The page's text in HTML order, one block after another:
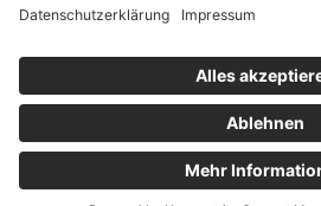
Copyright © 2026 by
Rot-Weiß